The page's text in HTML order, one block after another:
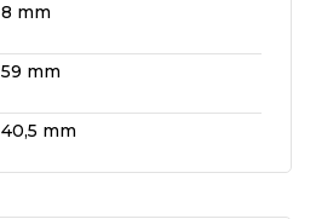
8 mm
59 mm
40,5 mm